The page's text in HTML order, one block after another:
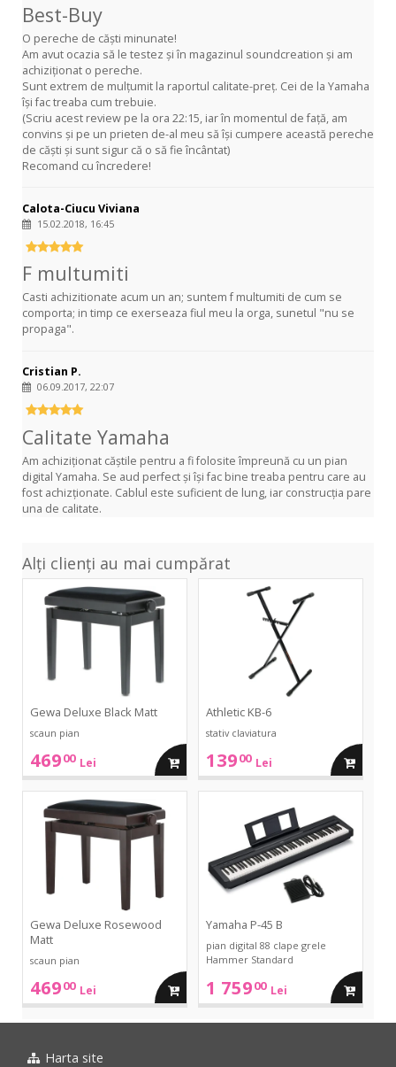
Best-Buy
O pereche de căști minunate!
Am avut ocazia să le testez și în magazinul soundcreation și am
achiziționat o pereche.
Sunt extrem de mulțumit la raportul calitate-preț. Cei de la Yamaha
își fac treaba cum trebuie.
(Scriu acest review pe la ora 22:15, iar în momentul de față, am
convins și pe un prieten de-al meu să își cumpere această pereche
de căști și sunt sigur că o să fie încântat)
Recomand cu încredere!
Calota-Ciucu Viviana
15.02.2018, 16:45
F multumiti
Casti achizitionate acum un an; suntem f multumiti de cum se
comporta; in timp ce exerseaza fiul meu la orga, sunetul "nu se
propaga".
Cristian P.
06.09.2017, 22:07
Calitate Yamaha
Am achiziționat căștile pentru a fi folosite împreună cu un pian
digital Yamaha. Se aud perfect și își fac bine treaba pentru care au
fost achizționate. Cablul este suficient de lung, iar construcția pare
una de calitate.
Alți clienți au mai cumpărat
Deluxe
Black
Matt
Gewa Deluxe Black Matt
scaun pian
46900 Lei adauga
Athletic KB-6
stativ claviatura
13900 Lei adauga
cos
Deluxe
Rosewood
Matt
Gewa Deluxe Rosewood
Matt
scaun pian
46900 Lei adauga
in
Yamaha P-45 B
pian digital 88 clape grele
Hammer Standard
1 75900 Lei adauga
in
Harta site